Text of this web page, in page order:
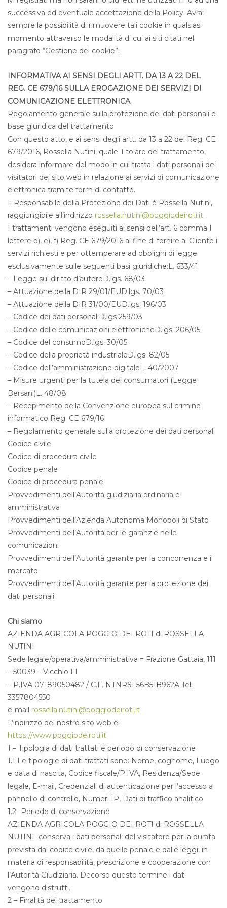
successiva ed eventuale accettazione della Policy. Avrai
sempre la possibilità di rimuovere tali cookie in qualsiasi
momento attraverso le modalità di cui ai siti citati nel
paragrafo “Gestione dei cookie”.
INFORMATIVA AI SENSI DEGLI ARTT. DA 13 A 22 DEL
REG. CE 679/16 SULLA EROGAZIONE DEI SERVIZI DI
COMUNICAZIONE ELETTRONICA
Regolamento generale sulla protezione dei dati personali e
base giuridica del trattamento
Con questo atto, e ai sensi degli artt. da 13 a 22 del Reg. CE
679/2016, Rossella Nutini, quale Titolare del trattamento,
desidera informare del modo in cui tratta i dati personali dei
visitatori del sito web in relazione ai servizi di comunicazione
elettronica tramite form di contatto.
Il Responsabile della Protezione dei Dati è Rossella Nutini,
raggiungibile all’indirizzo rossella.nutini@poggiodeiroti.it.
I trattamenti vengono eseguiti ai sensi dell’art. 6 comma I
lettere b), e), f) Reg. CE 679/2016 al fine di fornire al Cliente i
servizi richiesti e per ottemperare ad obblighi di legge
esclusivamente sulle seguenti basi giuridiche:L. 633/41
– Legge sul diritto d’autoreD.lgs. 68/03
– Attuazione della DIR 29/01/EUD.lgs. 70/03
– Attuazione della DIR 31/00/EUD.lgs. 196/03
– Codice dei dati personaliD.lgs 259/03
– Codice delle comunicazioni elettronicheD.lgs. 206/05
– Codice del consumoD.lgs. 30/05
– Codice della proprietà industrialeD.lgs. 82/05
– Codice dell’amministrazione digitaleL. 40/2007
– Misure urgenti per la tutela dei consumatori (Legge
Bersani)L. 48/08
– Recepimento della Convenzione europea sul crimine
informatico Reg. CE 679/16
– Regolamento generale sulla protezione dei dati personali
Codice civile
Codice di procedura civile
Codice penale
Codice di procedura penale
Provvedimenti dell’Autorità giudiziaria ordinaria e
amministrativa
Provvedimenti dell’Azienda Autonoma Monopoli di Stato
Provvedimenti dell’Autorità per le garanzie nelle
comunicazioni
Provvedimenti dell’Autorità garante per la concorrenza e il
mercato
Provvedimenti dell’Autorità garante per la protezione dei
dati personali.
Chi siamo
AZIENDA AGRICOLA POGGIO DEI ROTI di ROSSELLA
NUTINI
Sede legale/operativa/amministrativa = Frazione Gattaia, 111
– 50039 – Vicchio FI
– P.IVA 07189050482 / C.F. NTNRSL56B51B962A Tel.
3357804550
e-mail rossella.nutini@poggiodeiroti.it
L’indirizzo del nostro sito web è:
https://www.poggiodeiroti.it
1 – Tipologia di dati trattati e periodo di conservazione
1.1 Le tipologie di dati trattati sono: Nome, cognome, Luogo
e data di nascita, Codice fiscale/P.IVA, Residenza/Sede
legale, E-mail, Credenziali di autenticazione per l’accesso a
pannello di controllo, Numeri IP, Dati di traffico analitico
1.2- Periodo di conservazione
AZIENDA AGRICOLA POGGIO DEI ROTI di ROSSELLA
NUTINI conserva i dati personali del visitatore per la durata
prevista dal codice civile, da quello penale e dalle leggi, in
materia di responsabilità, prescrizione e cooperazione con
l’Autorità Giudiziaria. Decorso questo termine i dati
vengono distrutti.
2 – Finalità del trattamento